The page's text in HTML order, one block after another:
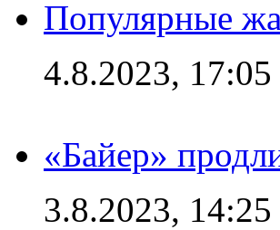
Популярные
4.8.2023, 17:05
«Байер»
3.8.2023, 14:25